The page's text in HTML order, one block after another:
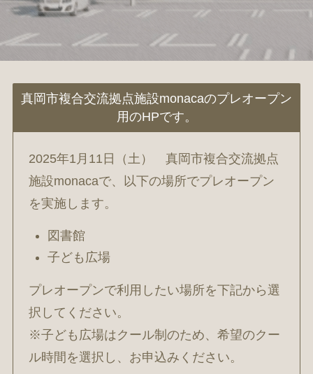
真岡市複合交流拠点施設monacaのプレオープン
用のHPです。
2025年1月11日（土） 真岡市複合交流拠点
施設monacaで、以下の場所でプレオープン
を実施します。
図書館
子ども広場
プレオープンで利用したい場所を下記から選
択してください。
※子ども広場はクール制のため、希望のクー
ル時間を選択し、お申込みください。